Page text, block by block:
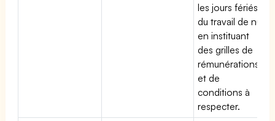
les jours fériés,
du travail de nuit
en instituant
des grilles de
rémunérations
et de
conditions à
respecter.